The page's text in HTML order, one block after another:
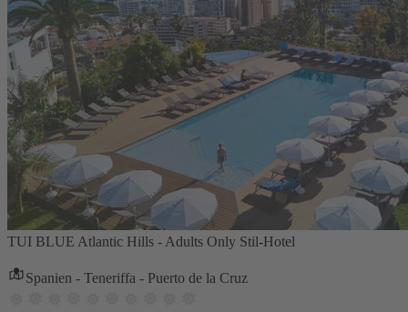
TUI BLUE Atlantic Hills - Adults Only Stil-Hotel
Spanien - Teneriffa - Puerto de la Cruz